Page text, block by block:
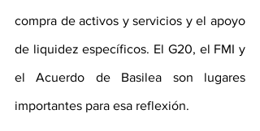
compra de activos y servicios y el apoyo
de liquidez específicos. El G20, el FMI y
el Acuerdo de Basilea son lugares
importantes para esa reflexión.